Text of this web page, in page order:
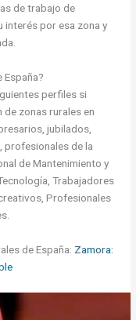
de trabajo de
interés por esa zona y
España?
perfiles si
zonas rurales en
jubilados,
profesionales de la
de Mantenimiento y
Trabajadores
Profesionales
de España: Zamora: